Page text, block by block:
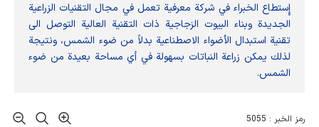
إٍستطاع الخبراء في شركة معرفية تعمل في مجال التقنيات الزراعية
الجديدة وبناء البيوت الزجاجية ذات التقنية العالية التوصل الى
تقنية استبدال الأضواء الاصطناعية بدلاً من ضوء الشمس، ونتيجة
لذلك يمكن زراعة النباتات بسهولة في أي مساحة بعيدة من ضوء
الشمس.
رمز الخبر : 5055